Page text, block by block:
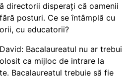
directorii disperați că oamenii
posturi. Ce se întâmplă cu
cu educatorii?
Bacalaureatul nu ar trebui
ca mijloc de intrare la
Bacalaureatul trebuie să fie